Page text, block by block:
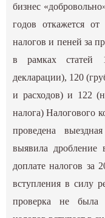
бизнес
годов откажется от
налогов и пеней за
в рамках статей
декларации), 120
и расходов) и 122
налога) Налогового
проведена
выявила дробление
доплате налогов за
вступления в силу
проверка не была